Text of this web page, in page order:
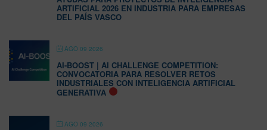
ARTIFICIAL 2026 EN INDUSTRIA PARA EMPRESAS
DEL PAÍS VASCO
AGO 09 2026
AI-BOOST | AI CHALLENGE COMPETITION:
CONVOCATORIA PARA RESOLVER RETOS
INDUSTRIALES CON INTELIGENCIA ARTIFICIAL
GENERATIVA
AGO 09 2026